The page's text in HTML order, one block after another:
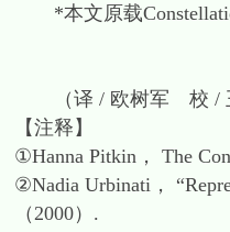
*本文原载
（译 / 欧树军 校 /
【注释】
①Hanna Pitkin， The
②Nadia Urbinati，
（2000）.